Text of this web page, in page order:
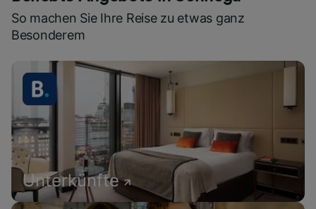
So machen Sie Ihre Reise zu etwas ganz
Besonderem
Unterkünfte